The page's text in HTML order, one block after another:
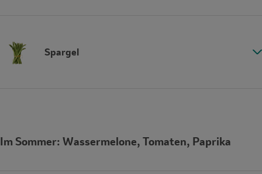
Spargel
Im Sommer: Wassermelone, Tomaten, Paprika